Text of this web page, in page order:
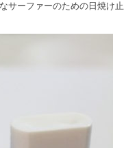
サーファーのための日焼け止